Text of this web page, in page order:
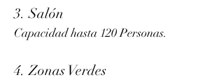
3. Salón
Capacidad hasta 120 Personas.
4. Zonas Verdes